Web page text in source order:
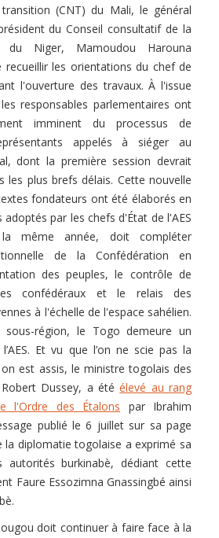
(CNT) du Mali, le général
du Conseil consultatif de la
du Niger, Mamoudou Harouna
recueillir les orientations du chef de
l'ouverture des travaux. À l'issue
responsables parlementaires ont
imminent du processus de
appelés à siéger au
dont la première session devrait
les plus brefs délais. Cette nouvelle
fondateurs ont été élaborés en
par les chefs d'État de l'AES
même année, doit compléter
de la Confédération en
des peuples, le contrôle de
confédéraux et le relais des
à l'échelle de l'espace sahélien.
région, le Togo demeure un
Et vu que l’on ne scie pas la
est assis, le ministre togolais des
Dussey, a étéélevé au rang
l'Ordre des Étalons par Ibrahim
publié le 6 juillet sur sa page
la diplomatie togolaise a exprimé sa
autorités burkinabè, dédiant cette
Faure Essozimna Gnassingbé ainsi
doit continuer à faire face à la